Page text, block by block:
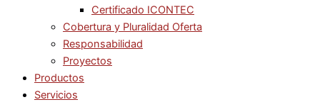
Certificado ICONTEC
Cobertura y Pluralidad Oferta
Responsabilidad
Proyectos
Productos
Servicios